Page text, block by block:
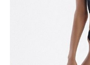
• środkowa talia z
• talia obszyta wąską gumką,
• nogawki pokryte wąską
• miękka i przyjemna dla
• zachowanie kształtu i
• stworzony, aby stać się